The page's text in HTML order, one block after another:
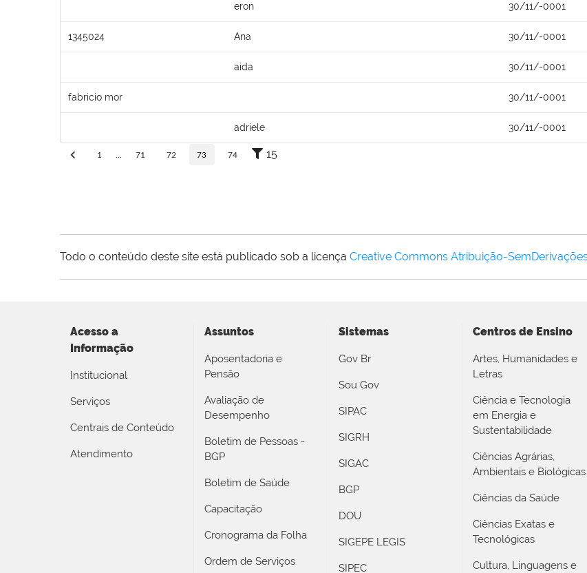
eron 30/11/-0001
1345024 Ana 30/11/-0001
aida 30/11/-0001
fabricio mor 30/11/-0001
adriele 30/11/-0001
1 71 72 73 74 15
Todo o conteúdo deste site está publicado sob a licença Creative Commons Atribuição-
Acesso a
Informação
Institucional
Serviços
Centrais de Conteúdo
Atendimento
Assuntos
Aposentadoria e
Pensão
Avaliação de
Desempenho
Boletim de Pessoas -
BGP
Boletim de Saúde
Capacitação
Cronograma da Folha
Ordem de Serviços
Sistemas
Gov Br
Sou Gov
SIPAC
SIGRH
SIGAC
BGP
DOU
SIGEPE LEGIS
SIPEC
Centros de Ensino
Artes, Humanidades e
Letras
Ciência e Tecnologia
em Energia e
Sustentabilidade
Ciências Agrárias,
Ambientais e Biológicas
Ciências da Saúde
Ciências Exatas e
Tecnológicas
Cultura, Linguagens e